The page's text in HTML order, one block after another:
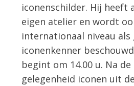
iconenschilder. Hij heeft
eigen atelier en wordt
internationaal niveau
iconenkenner
begint om 14.00 u. Na
gelegenheid iconen uit